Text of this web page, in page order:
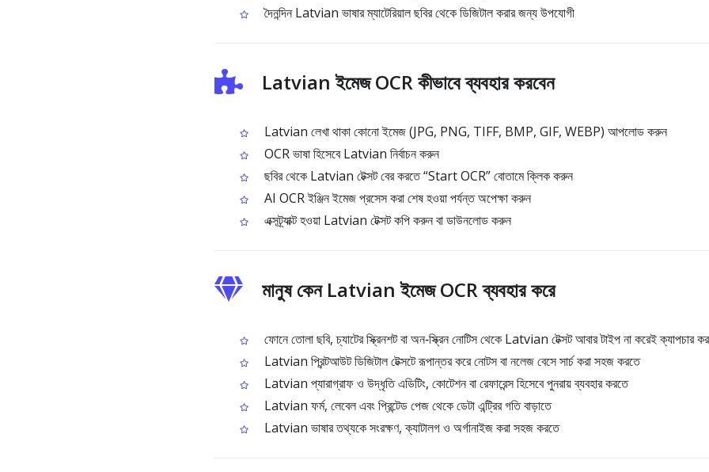
দৈনন্দিন Latvian ভাষার ম্যাটেরিয়াল ছবির থেকে ডিজিটাল করার জন্য উপযোগী
Latvian ইমেজ OCR কীভাবে ব্যবহার করবেন
Latvian লেখা থাকা কোনো ইমেজ (JPG, PNG, TIFF, BMP, GIF, WEBP) আপলোড করুন
OCR ভাষা হিসেবে Latvian নির্বাচন করুন
ছবির থেকে Latvian টেক্সট বের করতে “Start OCR” বোতামে ক্লিক করুন
AI OCR ইঞ্জিন ইমেজ প্রসেস করা শেষ হওয়া পর্যন্ত অপেক্ষা করুন
এক্সট্র্যাক্ট হওয়া Latvian টেক্সট কপি করুন বা ডাউনলোড করুন
মানুষ কেন Latvian ইমেজ OCR ব্যবহার করে
ফোনে তোলা ছবি, চ্যাটের স্ক্রিনশট বা অন‑স্ক্রিন নোটিস থেকে Latvian টেক্সট আবার টাইপ না করেই ক্যাপচার
Latvian প্রিন্টআউট ডিজিটাল টেক্সটে রূপান্তর করে নোটস বা নলেজ বেসে সার্চ করা সহজ করতে
Latvian প্যারাগ্রাফ ও উদ্ধৃতি এডিটিং, কোটেশন বা রেফারেন্স হিসেবে পুনরায় ব্যবহার করতে
Latvian ফর্ম, লেবেল এবং প্রিন্টেড পেজ থেকে ডেটা এন্ট্রির গতি বাড়াতে
Latvian ভাষার তথ্যকে সংরক্ষণ, ক্যাটালগ ও অর্গানাইজ করা সহজ করতে